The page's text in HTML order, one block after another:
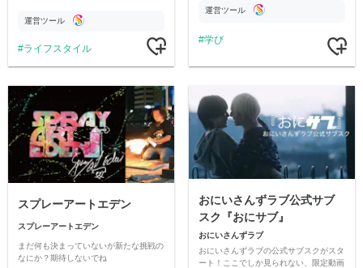
ただいています。
運営ツール
ライフスタイル
す運営ツール
学び
スプレーアートエデン
スプレーアートエデン
まだ何も決まっていないが新たな挑戦の
なにか？期待しないでね
おにいさんずラブ公式サブ
スク『おにサブ』
おにいさんずラブ
おにいさんずラブの公式サブスクがスタ
ート！ここでしか見られない、限定動画